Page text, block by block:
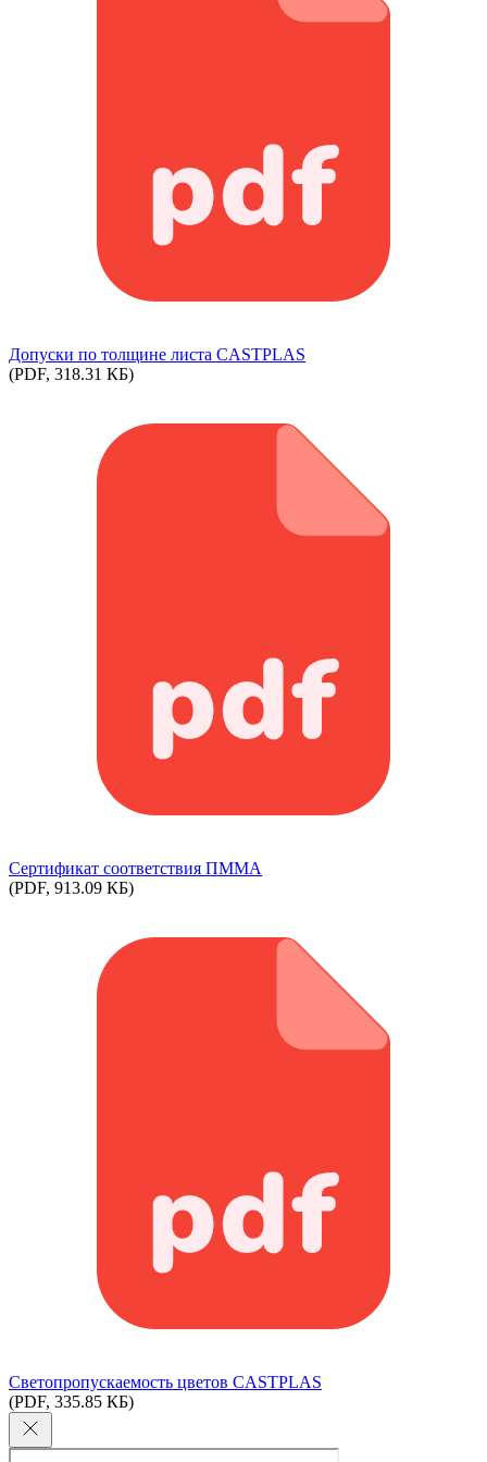
Допуски по толщине листа CASTPLAS
(PDF, 318.31 КБ)
Сертификат соответствия ПММА
(PDF, 913.09 КБ)
Светопропускаемость цветов CASTPLAS
(PDF, 335.85 КБ)